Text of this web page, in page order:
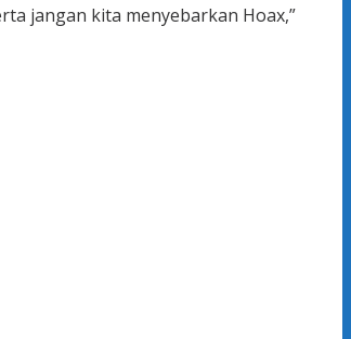
jangan kita menyebarkan Hoax,”